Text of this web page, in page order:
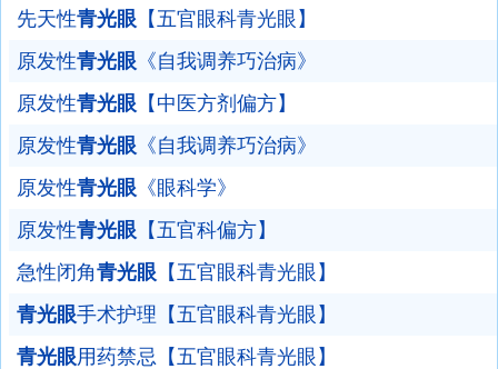
先天性青光眼 【五官眼科青光眼】
原发性青光眼 《自我调养巧治病》
原发性青光眼 【中医方剂偏方】
原发性青光眼 《自我调养巧治病》
原发性青光眼 《眼科学》
原发性青光眼 【五官科偏方】
急性闭角青光眼 【五官眼科青光眼】
青光眼手术护理【五官眼科青光眼】
青光眼用药禁忌【五官眼科青光眼】